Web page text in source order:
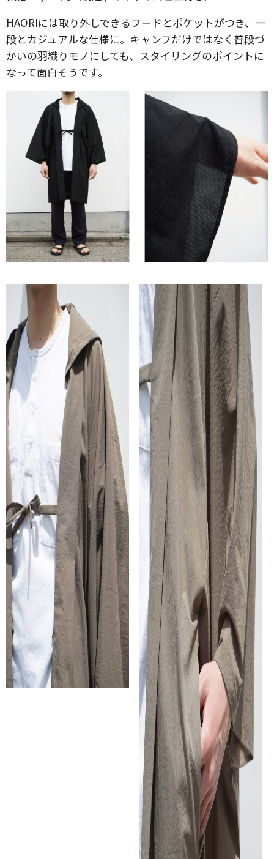
HAORIには取り外しできるフードとポケットがつき、一
段とカジュアルな仕様に。キャンプだけではなく普段づ
かいの羽織りモノにしても、スタイリングのポイントに
なって面白そうです。